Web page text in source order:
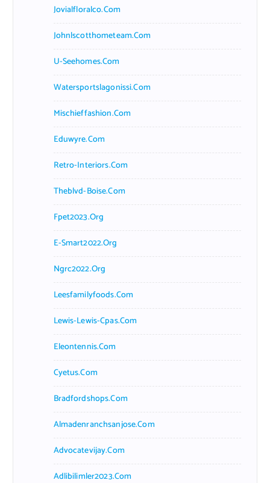
Jovialfloralco.com
Johnlscotthometeam.com
U-Seehomes.com
Watersportslagonissi.com
Mischieffashion.com
Eduwyre.com
Retro-Interiors.com
Theblvd-Boise.com
Fpet2023.org
E-Smart2022.org
Ngrc2022.org
Leesfamilyfoods.com
Lewis-Lewis-Cpas.com
Eleontennis.com
Cyetus.com
Bradfordshops.com
Almadenranchsanjose.com
Advocatevijay.com
Adlibilimler2023.com